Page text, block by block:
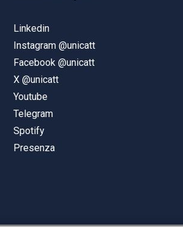
Linkedin
Instagram @unicatt
Facebook @unicatt
X @unicatt
Youtube
Telegram
Spotify
Presenza